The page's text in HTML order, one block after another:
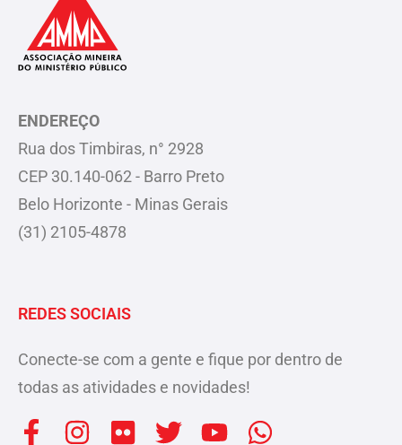
ENDEREÇO
Rua dos Timbiras, n° 2928
CEP 30.140-062 - Barro Preto
Belo Horizonte - Minas Gerais
(31) 2105-4878
REDES SOCIAIS
Conecte-se com a gente e fique por dentro de
todas as atividades e novidades!
F I F T Y W